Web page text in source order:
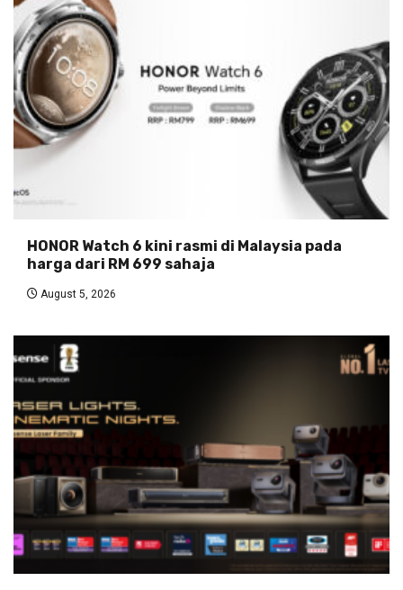
HONOR Watch 6 kini rasmi di Malaysia pada
harga dari RM 699 sahaja
August 5, 2026